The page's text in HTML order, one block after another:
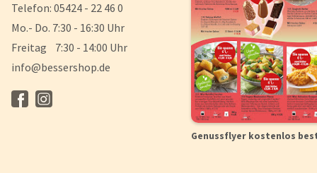
Telefon: 05424 - 22 46 0
Mo.- Do. 7:30 - 16:30 Uhr
Freitag 7:30 - 14:00 Uhr
info@bessershop.de
Genussflyer kostenlos